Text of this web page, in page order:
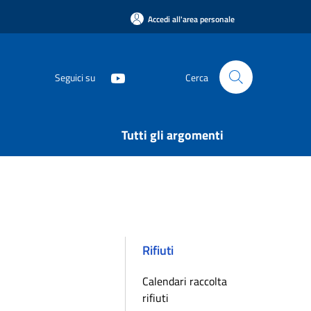
Accedi all'area personale
Seguici su Cerca
Tutti gli argomenti
Rifiuti
Calendari raccolta
rifiuti